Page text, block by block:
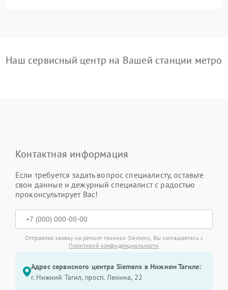
Наш сервисный центр на Вашей станции метро
Контактная информация
Если требуется задать вопрос специалисту, оставьте
свои данные и дежурный специалист с радостью
проконсультирует Вас!
Отправляя заявку на ремонт техники Siemens, Вы соглашаетесь с
Политикой конфиденциальности
Адрес сервисного центра Siemens в Нижнем Тагиле:
г. Нижний Тагил, просп. Ленина, 22